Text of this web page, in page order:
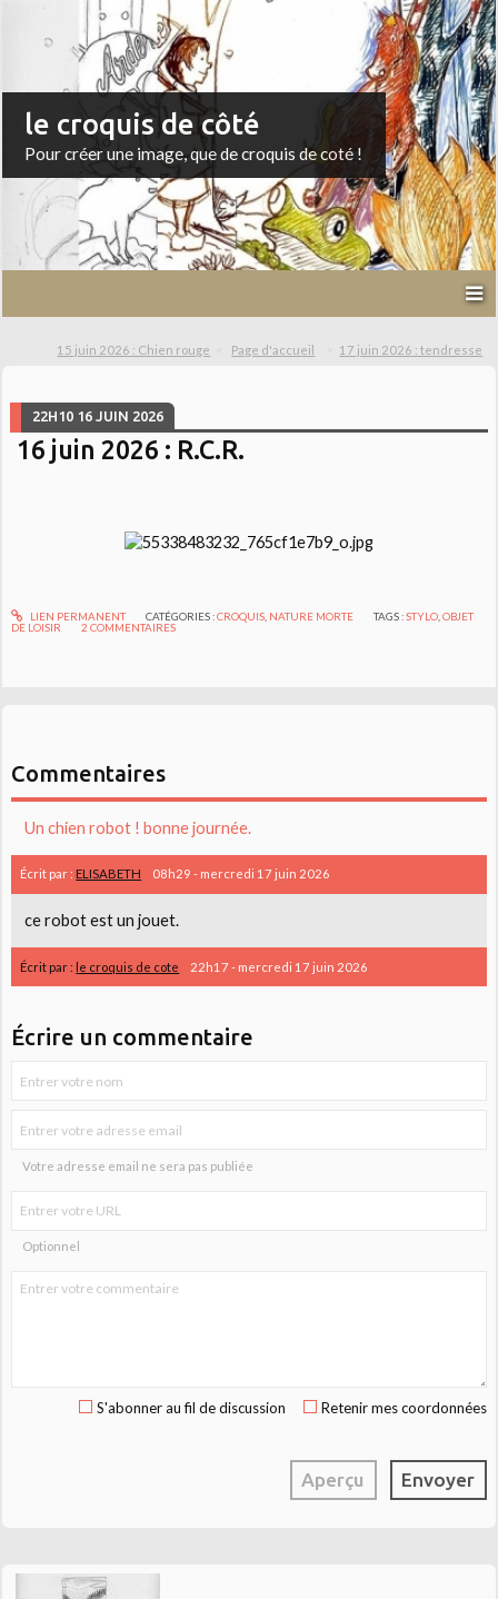
le croquis de côté
Pour créer une image, que de croquis de coté !
15 juin 2026 : Chien rouge Page d'accueil 17 juin 2026 : tendresse
22H10 16 JUIN 2026
16 juin 2026 : R.C.R.
LIEN PERMANENT CATÉGORIES :CROQUIS, NATURE MORTE TAGS :STYLO ,OBJET
DE LOISIR
2 COMMENTAIRES
Commentaires
Un chien robot ! bonne journée.
Écrit par :ELISABETH 08h29 - mercredi 17 juin 2026
ce robot est un jouet.
Écrit par :le croquis de cote 22h17 - mercredi 17 juin 2026
Écrire un commentaire
Votre adresse email ne sera pas publiée
Optionnel
Retenir mes coordonnées
S'abonner au fil de discussion